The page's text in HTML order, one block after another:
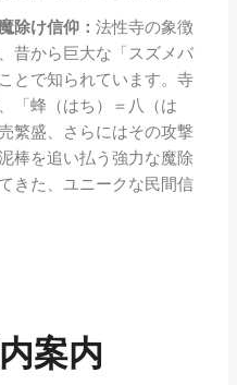
除け信仰： 法性寺の象徴
昔から巨大な「スズメバ
とで知られています。寺
「蜂（はち）＝八（は
繁盛、さらにはその攻撃
棒を追い払う強力な魔除
きた、ユニークな民間信
案内